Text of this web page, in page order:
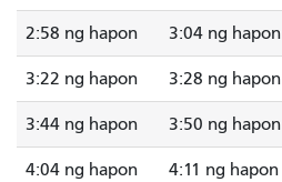
2:58 ng hapon 3:04 ng hapon
3:22 ng hapon 3:28 ng hapon
3:44 ng hapon 3:50 ng hapon
4:04 ng hapon 4:11 ng hapon